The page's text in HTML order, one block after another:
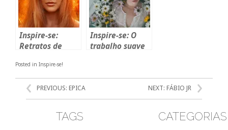
Inspire-se:
Retratos de
Inspire-se: O
trabalho suave
Posted in Inspire-se!
POST
PREVIOUS: EPICA NEXT: FÁBIO JR
TAGS CATEGORIAS